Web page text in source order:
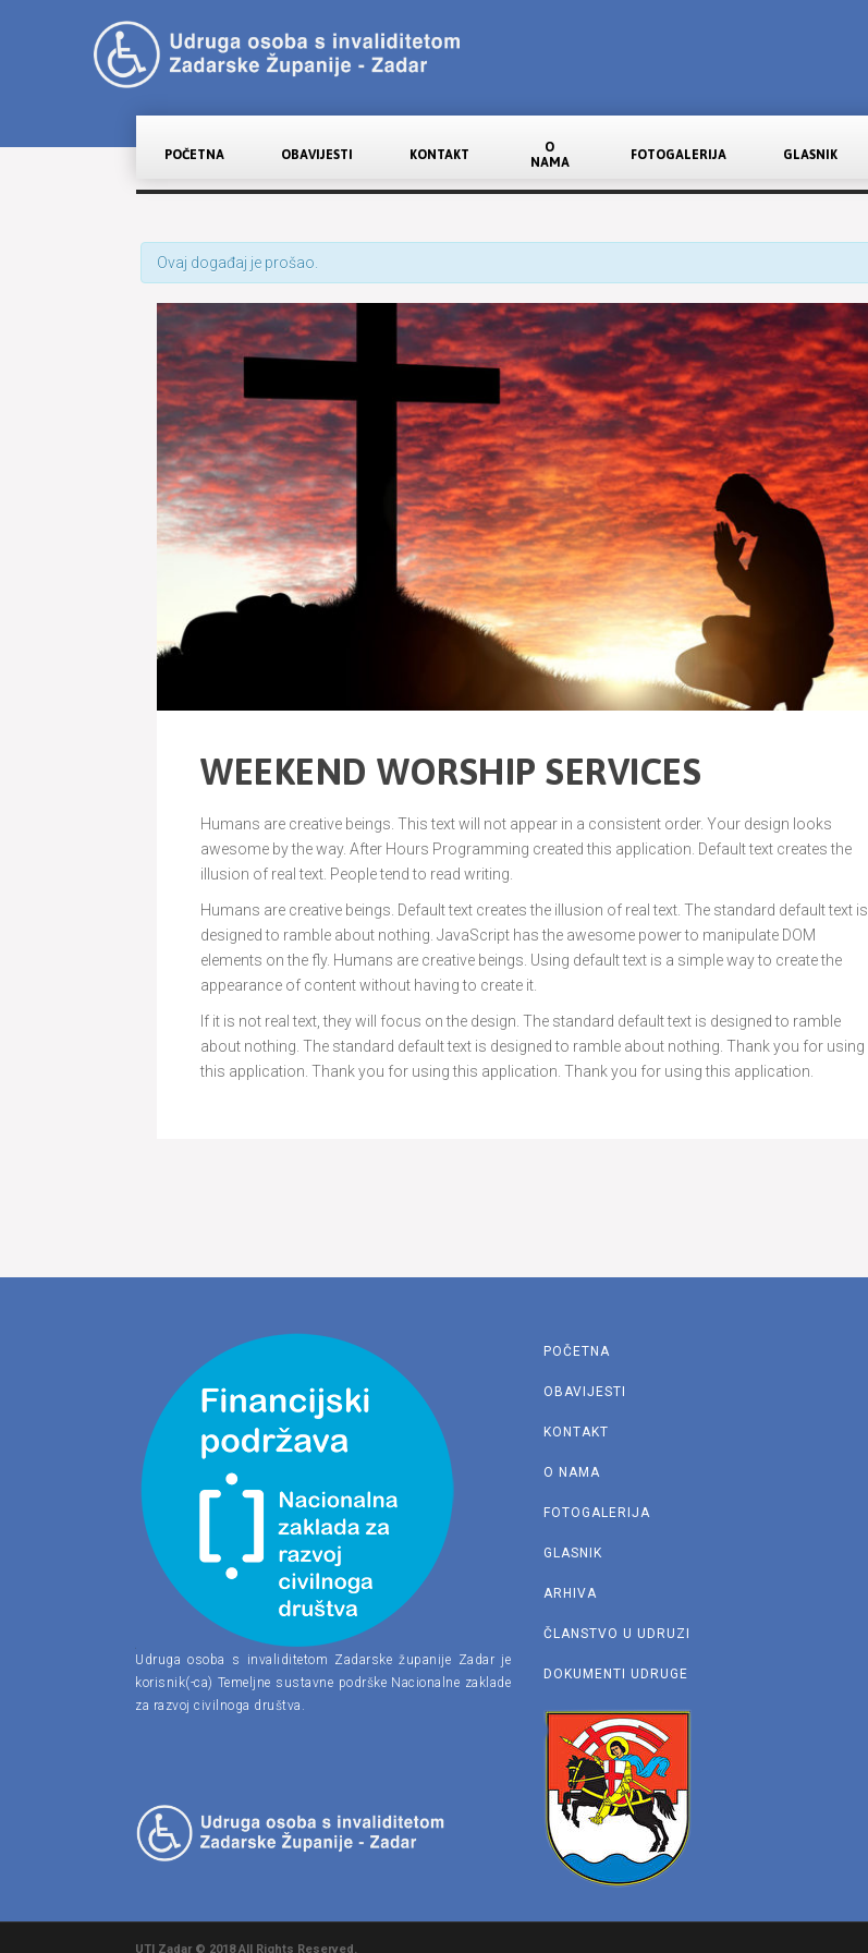
POČETNA OBAVIJESTI KONTAKT
O
NAMA
FOTOGALERIJA GLASNIK
Ovaj događaj je prošao.
WEEKEND WORSHIP SERVICES
Humans are creative beings. This text will not appear in a consistent order. Your design looks
awesome by the way. After Hours Programming created this application. Default text creates the
illusion of real text. People tend to read writing.
Humans are creative beings. Default text creates the illusion of real text. The standard default text is
designed to ramble about nothing. JavaScript has the awesome power to manipulate DOM
elements on the fly. Humans are creative beings. Using default text is a simple way to create the
appearance of content without having to create it.
If it is not real text, they will focus on the design. The standard default text is designed to ramble
about nothing. The standard default text is designed to ramble about nothing. Thank you for using
this application. Thank you for using this application. Thank you for using this application.
Udruga osoba s invaliditetom Zadarske županije Zadar je
korisnik(-ca) Temeljne sustavne podrške Nacionalne zaklade
za razvoj civilnoga društva.
POČETNA
OBAVIJESTI
KONTAKT
O NAMA
FOTOGALERIJA
GLASNIK
ARHIVA
ČLANSTVO U UDRUZI
DOKUMENTI UDRUGE
UTI Zadar © 2018 All Rights Reserved.